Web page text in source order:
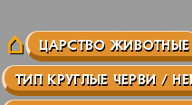
ЦАРСТВО ЖИВОТНЫЕ
ТИП КРУГЛЫЕ ЧЕРВИ /